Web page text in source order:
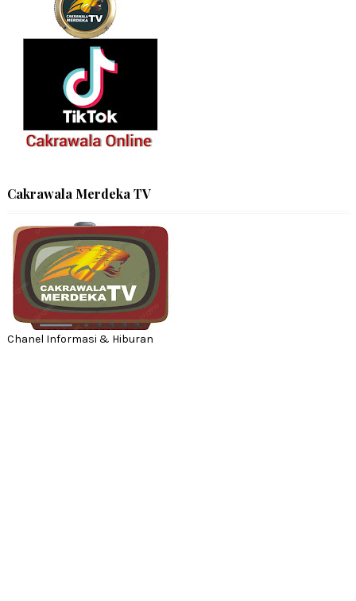
Cakrawala Merdeka TV
Chanel Informasi & Hiburan